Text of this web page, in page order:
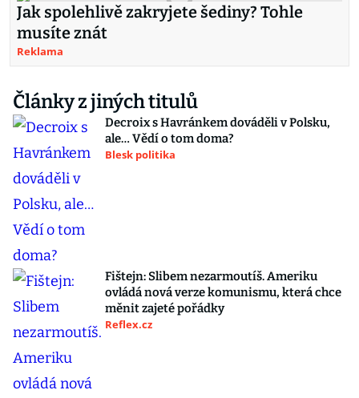
Jak spolehlivě zakryjete šediny? Tohle
musíte znát
Reklama
Články z jiných titulů
Decroix s Havránkem dováděli v Polsku,
ale… Vědí o tom doma?
Blesk politika
Fištejn: Slibem nezarmoutíš. Ameriku
ovládá nová verze komunismu, která chce
měnit zajeté pořádky
Reflex.cz